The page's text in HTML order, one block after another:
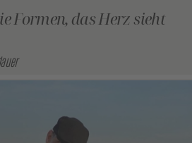
Formen, das Herz sieht